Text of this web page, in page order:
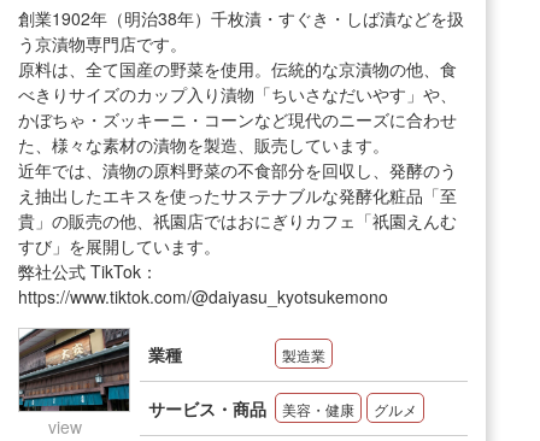
創業1902年（明治38年）千枚漬・すぐき・しば漬などを扱
う京漬物専門店です。
原料は、全て国産の野菜を使用。伝統的な京漬物の他、食
べきりサイズのカップ入り漬物「ちいさなだいやす」や、
かぼちゃ・ズッキーニ・コーンなど現代のニーズに合わせ
た、様々な素材の漬物を製造、販売しています。
近年では、漬物の原料野菜の不食部分を回収し、発酵のう
え抽出したエキスを使ったサステナブルな発酵化粧品「至
貴」の販売の他、祇園店ではおにぎりカフェ「祇園えんむ
すび」を展開しています。
弊社公式 TikTok：
https://www.tiktok.com/@daiyasu_kyotsukemono
view
業種 製造業
サービス・商品 美容・健康 グルメ